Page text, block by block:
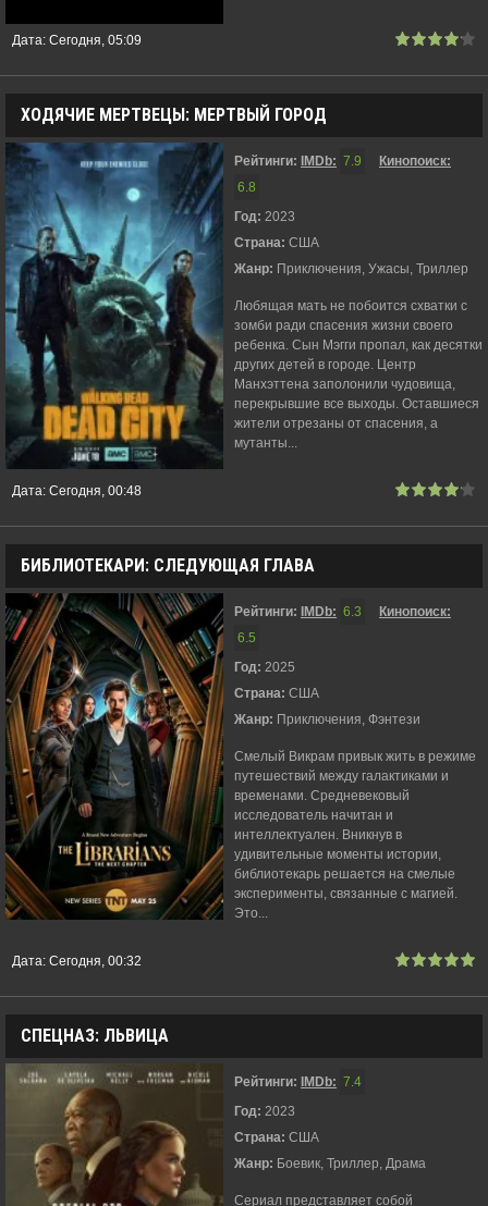
Дата: Сегодня, 05:09
ХОДЯЧИЕ МЕРТВЕЦЫ: МЕРТВЫЙ ГОРОД
Рейтинги: IMDb: 7.9
Кинопоиск:
6.8
Год: 2023
Страна: США
Жанр: Приключения, Ужасы, Триллер
Любящая мать не побоится схватки с
зомби ради спасения жизни своего
ребенка. Сын Мэгги пропал, как десятки
других детей в городе. Центр
Манхэттена заполонили чудовища,
перекрывшие все выходы. Оставшиеся
жители отрезаны от спасения, а
мутанты...
Дата: Сегодня, 00:48
БИБЛИОТЕКАРИ: СЛЕДУЮЩАЯ ГЛАВА
Рейтинги: IMDb: 6.3
Кинопоиск:
6.5
Год: 2025
Страна: США
Жанр: Приключения, Фэнтези
Смелый Викрам привык жить в режиме
путешествий между галактиками и
временами. Средневековый
исследователь начитан и
интеллектуален. Вникнув в
удивительные моменты истории,
библиотекарь решается на смелые
эксперименты, связанные с магией.
Это...
Дата: Сегодня, 00:32
СПЕЦНАЗ: ЛЬВИЦА
Рейтинги: IMDb: 7.4
Год: 2023
Страна: США
Жанр: Боевик, Триллер, Драма
Сериал представляет собой